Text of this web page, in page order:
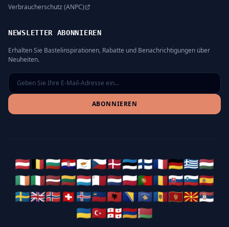
Verbraucherschutz (ANPC)
NEWSLETTER ABONNIEREN
Erhalten Sie Bastelinspirationen, Rabatte und Benachrichtigungen über
Neuheiten.
ABONNIEREN
🇦🇹🇧🇪🇧🇬🇭🇷🇨🇾🇨🇿🇩🇰🇪🇪🇫🇮🇫🇷🇩🇪🇬🇷🇭🇺
🇮🇪🇮🇹🇱🇻🇱🇹🇱🇺🇲🇹🇳🇱🇵🇱🇵🇹🇷🇴🇸🇰🇸🇮🇪🇸
🇸🇪🇬🇧🇳🇴🇨🇭🇮🇸🇱🇮🇦🇱🇧🇦🇽🇰🇲🇩🇲🇪🇲🇰🇷🇸
🇺🇦🇹🇷🇬🇪🇦🇲🇧🇾